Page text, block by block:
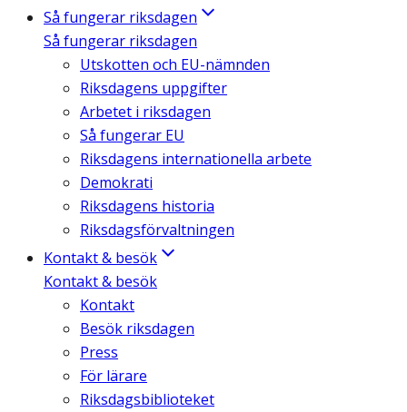
Så fungerar riksdagen
Så fungerar riksdagen
Utskotten och EU-nämnden
Riksdagens uppgifter
Arbetet i riksdagen
Så fungerar EU
Riksdagens internationella arbete
Demokrati
Riksdagens historia
Riksdagsförvaltningen
Kontakt & besök
Kontakt & besök
Kontakt
Besök riksdagen
Press
För lärare
Riksdagsbiblioteket